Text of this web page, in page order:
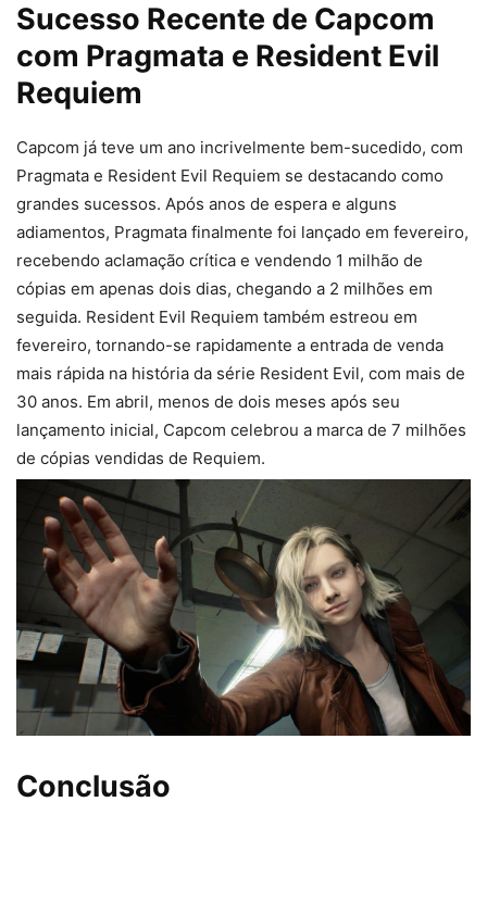
Sucesso Recente de Capcom
com Pragmata e Resident Evil
Requiem
Capcom já teve um ano incrivelmente bem-sucedido, com
Pragmata e Resident Evil Requiem se destacando como
grandes sucessos. Após anos de espera e alguns
adiamentos, Pragmata finalmente foi lançado em fevereiro,
recebendo aclamação crítica e vendendo 1 milhão de
cópias em apenas dois dias, chegando a 2 milhões em
seguida. Resident Evil Requiem também estreou em
fevereiro, tornando-se rapidamente a entrada de venda
mais rápida na história da série Resident Evil, com mais de
30 anos. Em abril, menos de dois meses após seu
lançamento inicial, Capcom celebrou a marca de 7 milhões
de cópias vendidas de Requiem.
Conclusão